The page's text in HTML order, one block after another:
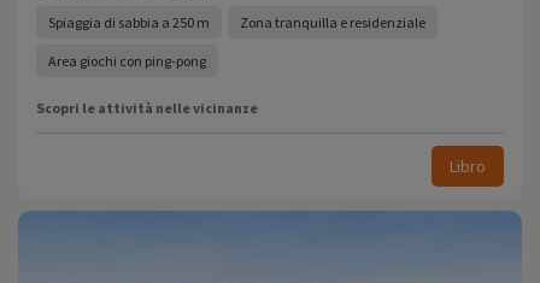
Spiaggia di sabbia a 250 m Zona tranquilla e residenziale
Area giochi con ping-pong
Scopri le attività nelle vicinanze
Libro